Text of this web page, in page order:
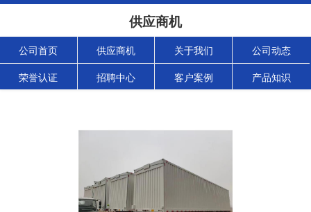
供应商机
公司首页 供应商机 关于我们 公司动态
荣誉认证 招聘中心 客户案例 产品知识